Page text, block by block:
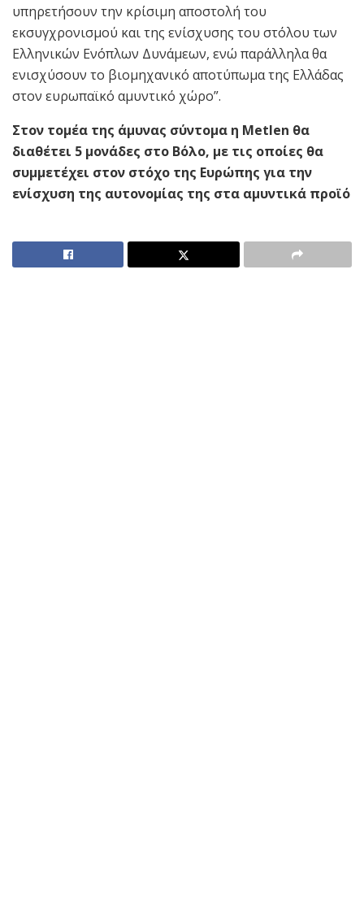
υπηρετήσουν την κρίσιμη αποστολή του
εκσυγχρονισμού και της ενίσχυσης του στόλου των
Ελληνικών Ενόπλων Δυνάμεων, ενώ παράλληλα θα
ενισχύσουν το βιομηχανικό αποτύπωμα της Ελλάδας
στον ευρωπαϊκό αμυντικό χώρο”.
Στον τομέα της άμυνας σύντομα η Metlen θα
διαθέτει 5 μονάδες στο Βόλο, με τις οποίες θα
συμμετέχει στον στόχο της Ευρώπης για την
ενίσχυση της αυτονομίας της στα αμυντικά προϊό